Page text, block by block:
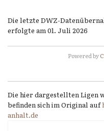
Die letzte DWZ-
erfolgte am 01. Juli 2026
Powered by
Die hier dargestellten Ligen
befinden sich im Original auf
anhalt.de